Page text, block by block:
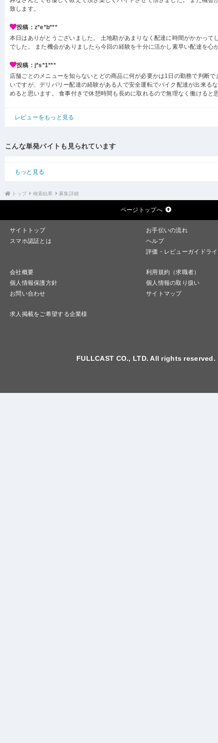
致します。
投稿：z*e*b***
本日はありがとうございました。 土地勘があまりなく配達に時間がかかって
でした。 また機会がありましたら今回の経験を十分に活かし素早い配達を心
投稿：j*s*1***
店舗ごとのメニューを知らないとどの商品に何が必要かは1日の勤務で判断
いですが、デリバリー配達の経験がある人で安全運転でバイク配達が出来る
めると思います。 食事付きで休憩時間も長めに取れるので無理なく働けると
レビューをもっと見る
こんな単発バイトも見られています
もっと見る
トップ 検索結果 募集詳細
ページトップへ
サイトトップ
お手伝いの流れ
スマホ認証とは
ヘルプ
評価・レビューガイドラ
会社概要
利用規約（求職者）
個人情報保護方針
個人情報の取り扱い
お問い合わせ
サイトマップ
求人掲載をご希望する企業様
FULLCAST CO., LTD. All rights reserved.